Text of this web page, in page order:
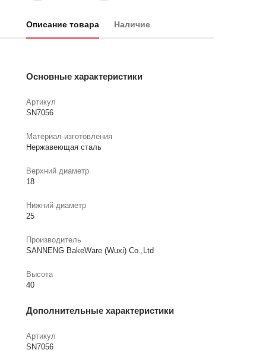
Описание товара Наличие
Основные характеристики
Артикул
SN7056
Материал изготовления
Нержавеющая сталь
Верхний диаметр
18
Нижний диаметр
25
Производитель
SANNENG BakeWare (Wuxi) Co.,Ltd
Высота
40
Дополнительные характеристики
Артикул
SN7056